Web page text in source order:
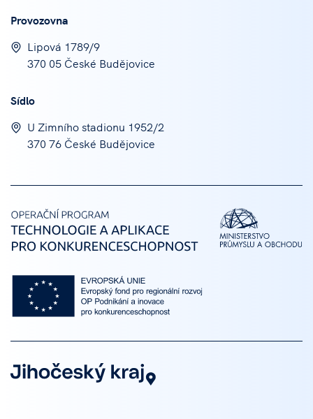
Provozovna
Lipová 1789/9
370 05 České Budějovice
Sídlo
U Zimního stadionu 1952/2
370 76 České Budějovice